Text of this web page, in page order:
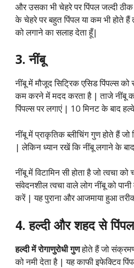
और उसका भी चेहरे पर पिंपल जल्दी
के चेहरे पर बहुत पिंपल या कम भी होते हैं
को लगाने का सलाह देता हूँ|
3. नींबू
नींबू में मौजूद सिट्रिक एसिड पिंपल्स
कम करने में मदद करता है | ताजे नींबू
पिंपल्स पर लगाएं | 10 मिनट के बाद
नींबू में प्राकृतिक ब्लीचिंग गुण होते हैं
| लेकिन ध्यान रखें कि नींबू लगाने के
नींबू में विटामिन सी होता है जो त्वचा
संवेदनशील त्वचा वाले लोग नींबू को
करें | यह पुराना और आजमाया हुआ
4. हल्दी और शहद से
हल्दी में रोगाणुरोधी गुणहोते हैं जो
को नमी देता है | यह काफी इफेक्टिव